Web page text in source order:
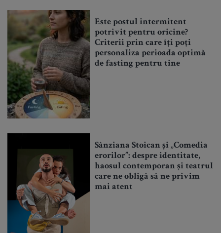
Este postul intermitent
potrivit pentru oricine?
Criterii prin care îți poți
personaliza perioada optimă
de fasting pentru tine
Sânziana Stoican și „Comedia
erorilor”: despre identitate,
haosul contemporan și teatrul
care ne obligă să ne privim
mai atent